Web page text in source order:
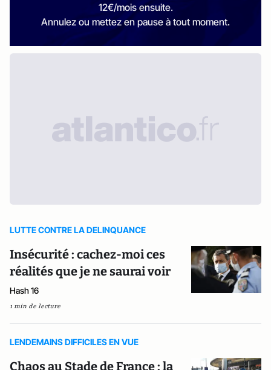
12€/mois ensuite.
Annulez ou mettez en pause à tout moment.
LUTTE CONTRE LA DELINQUANCE
Insécurité : cachez-moi ces
réalités que je ne saurai voir
Hash 16
1 min de lecture
LENDEMAINS DIFFICILES EN VUE
Chaos au Stade de France : la